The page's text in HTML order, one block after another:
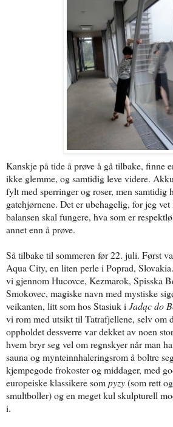
Kanskje på tide å prøve å gå tilbake, finne
ikke glemme, og samtidig leve videre.
fylt med sperringer og roser, men samtidig
gatehjørnene. Det er ubehagelig, for jeg
balansen skal fungere, hva som er
annet enn å prøve.
Så tilbake til sommeren før 22. juli. Først
Aqua City, en liten perle i Poprad,
vi gjennom Hucovce, Kezmarok, Spisska
Smokovec, magiske navn med mystiske
veikanten, litt som hos Stasiuk i Jadąc do
vi rom med utsikt til Tatrafjellene, selv om
oppholdet dessverre var dekket av noen
hvem bryr seg vel om regnskyer når man
sauna og mynteinnhaleringsrom å boltre
kjempegode frokoster og middager, med
europeiske klassikere sompyzy(som rett
smultboller) og en meget kul skulpturell
i.